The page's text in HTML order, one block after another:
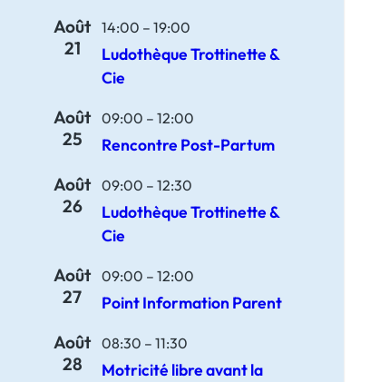
Août
21
14:00 – 19:00
Ludothèque Trottinette &
Cie
Août
25
09:00 – 12:00
Rencontre Post-Partum
Août
26
09:00 – 12:30
Ludothèque Trottinette &
Cie
Août
27
09:00 – 12:00
Point Information Parent
Août
28
08:30 – 11:30
Motricité libre avant la